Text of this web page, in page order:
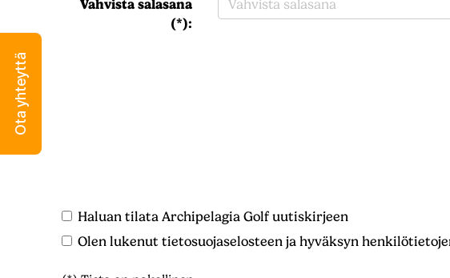
Ota yhteyttä
Vahvista salasana
(*):
Haluan tilata Archipelagia Golf uutiskirjeen
Olen lukenut tietosuojaselosteen ja hyväksyn